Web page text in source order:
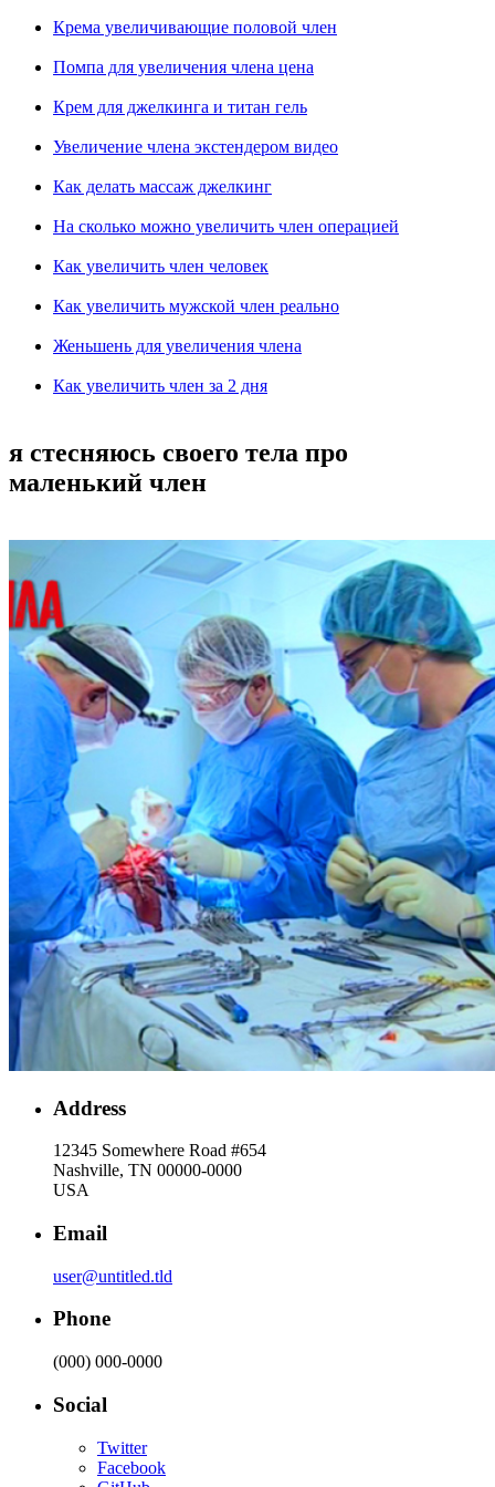
Крема увеличивающие половой член
Помпа для увеличения члена цена
Крем для джелкинга и титан гель
Увеличение члена экстендером видео
Как делать массаж джелкинг
На сколько можно увеличить член операцией
Как увеличить член человек
Как увеличить мужской член реально
Женьшень для увеличения члена
Как увеличить член за 2 дня
я стесняюсь своего тела про
маленький член
Address
12345 Somewhere Road #654
Nashville, TN 00000-0000
USA
Email
user@untitled.tld
Phone
(000) 000-0000
Social
Twitter
Facebook